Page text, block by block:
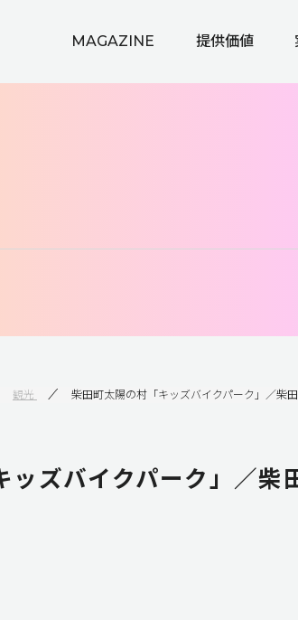
MAGAZINE 提供価値
観光 柴田町太陽の村「キッズバイクパーク」／柴
ッズバイクパーク」／柴